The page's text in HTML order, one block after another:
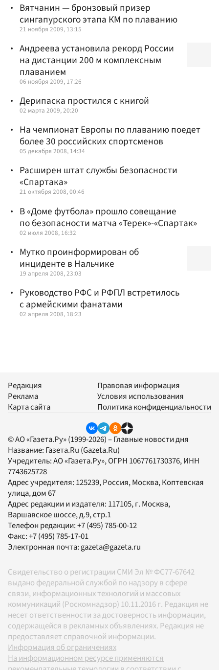
Вятчанин — бронзовый призер
сингапурского этапа КМ по плаванию
21 ноября 2009, 13:15
Андреева установила рекорд России
на дистанции 200 м комплексным
плаванием
06 ноября 2009, 17:26
Дерипаска простился с книгой
02 марта 2009, 20:20
На чемпионат Европы по плаванию поедет
более 30 российских спортсменов
05 декабря 2008, 14:34
Расширен штат службы безопасности
«Спартака»
21 октября 2008, 00:46
В «Доме футбола» прошло совещание
по безопасности матча «Терек»-«Спартак»
02 июля 2008, 16:32
Мутко проинформирован об
инциденте в Нальчике
19 апреля 2008, 23:03
Руководство РФС и РФПЛ встретилось
с армейскими фанатами
02 апреля 2008, 18:23
Редакция
Реклама
Карта сайта
Правовая информация
Условия использования
Политика конфиденциальности
© АО «Газета.Ру» (1999-2026) – Главные новости дня
Название: Газета.Ru (Gazeta.Ru)
Учредитель:АО «Газета.Ру», ОГРН 1067761730376, ИНН
7743625728
Адрес учредителя: 125239, Россия, Москва, Коптевская
улица, дом 67
Адрес редакции и издателя: 117105, г. Москва,
Варшавское шоссе, д.9, стр.1
Телефон редакции:+7 (495) 785-00-12
Факс:+7 (495) 785-17-01
Электронная почта: gazeta@gazeta.ru
Свидетельство о регистрации СМИ Эл № ФС77-67642
выдано федеральной службой по надзору в сфере
связи, информационных технологий и массовых
коммуникаций (Роскомнадзор) 10.11.2016 г. Редакция не
несет ответственности за достоверность информации,
содержащейся в рекламных объявлениях. Редакция не
предоставляет справочной информации.
Информация об ограничениях
На информационном ресурсе применяются